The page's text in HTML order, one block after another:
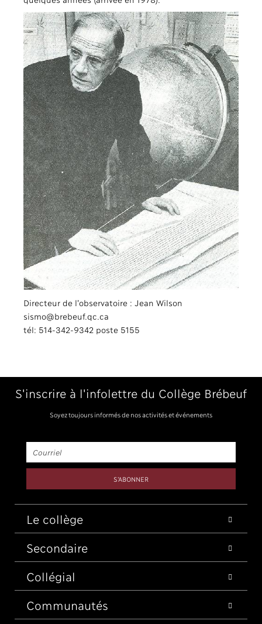
Directeur de l’observatoire : Jean Wilson
sismo@brebeuf.qc.ca
tél: 514-342-9342 poste 5155
S'inscrire à l'infolettre du Collège Brébeuf
Soyez toujours informés de nos activités et événements
Le collège
Secondaire
Collégial
Communautés